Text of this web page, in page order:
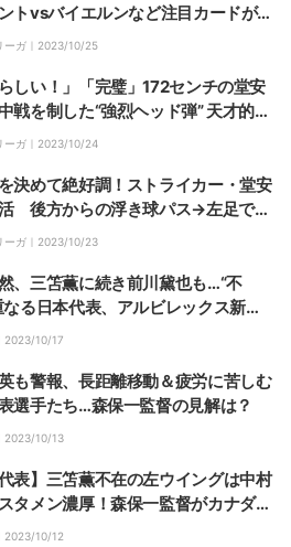
トvsバイエルンなど注目カードが目
ABEMAがブンデスリーガの11月放
ガ｜ 2023/10/25
らしい！」「完璧」172センチの堂安
戦を制した“強烈ヘッド弾” 天才的な
ニングと攻めの姿勢から生まれたゴ
ガ｜ 2023/10/24
決めて絶好調！ストライカー・堂安
後方からの浮き球パス→左足で完
せた“ダイレクトボレーシュート”を
ガ｜ 2023/10/23
、三笘薫に続き前川黛也も…“不
る日本代表、アルビレックス新潟G
年ぶりに追加招集
2023/10/17
も警報、長距離移動＆疲労に苦しむ
選手たち…森保一監督の見解は？
2023/10/13
代表】三笘薫不在の左ウイングは中村
タメン濃厚！森保一監督がカナダ戦
で示唆
2023/10/12